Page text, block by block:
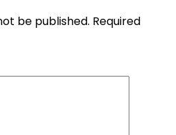
be published. Required